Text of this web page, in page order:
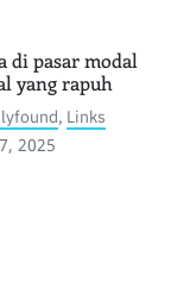
di pasar modal
yang rapuh
, Links
2025